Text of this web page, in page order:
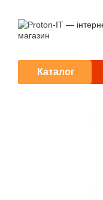
Каталог